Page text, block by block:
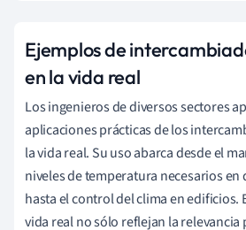
Ejemplos de
en la vida real
Los ingenieros de diversos sectores
aplicaciones prácticas de los
la vida real. Su uso abarca desde el
niveles de temperatura necesarios en
hasta el control del clima en edificios.
vida real no sólo reflejan la relevancia